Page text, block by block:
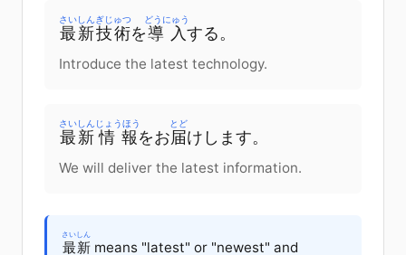
最新
さいしん
技術
ぎじゅつ
を導入
どうにゅう
する 。
Introduce the latest technology.
最新
さいしん
情報
じょうほう
をお届
とど
けします。
We will deliver the latest information.
最新
さいしん
means "latest" or "newest" and